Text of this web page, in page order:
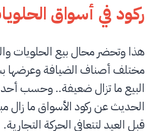
ركود في أسواق
هذا وتحضر محال بيع الحلويات
مختلف أصناف الضيافة وعرضها
البيع ما تزال ضعيفة.. وحسب أحد
الحديث عن ركود الأسواق ما زال
قبل العيد لتتعافى الحركة التجارية.